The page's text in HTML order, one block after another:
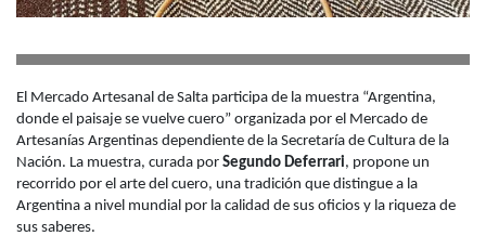
El Mercado Artesanal de Salta participa de la muestra “Argentina,
donde el paisaje se vuelve cuero” organizada por el Mercado de
Artesanías Argentinas dependiente de la Secretaría de Cultura de la
Nación. La muestra, curada por Segundo Deferrari, propone un
recorrido por el arte del cuero, una tradición que distingue a la
Argentina a nivel mundial por la calidad de sus oficios y la riqueza de
sus saberes.